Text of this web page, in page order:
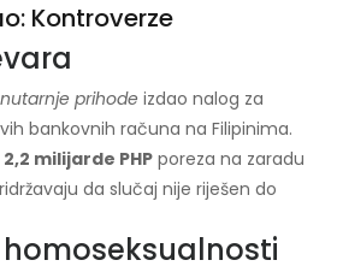
Kontroverze
prihode izdao nalog za
bankovnih računa na Filipinima.
2,2 milijarde PHP poreza na zaradu
da slučaj nije riješen do